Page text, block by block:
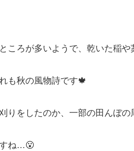
ころが多いようで、乾いた稲や
も秋の風物詩です🍁
りをしたのか、一部の田んぼ
ね…😮